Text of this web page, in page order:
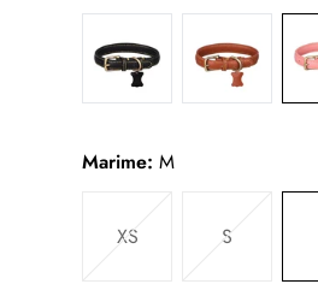
Marime: M
XS S